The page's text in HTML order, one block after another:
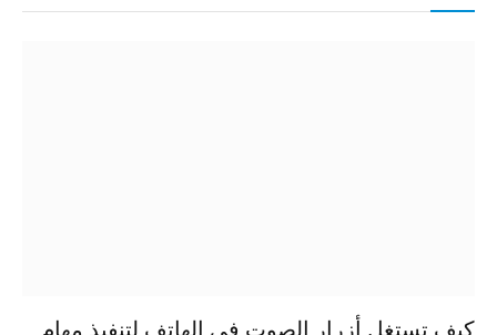
كيف تستغل أزرار الصوت في الهاتف لتنفيذ مهام